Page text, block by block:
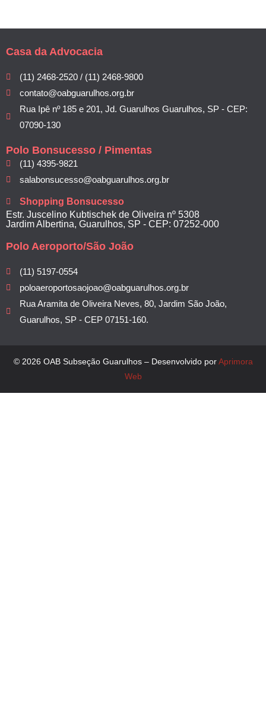
Casa da Advocacia
(11) 2468-2520 / (11) 2468-9800
contato@oabguarulhos.org.br
Rua Ipê nº 185 e 201, Jd. Guarulhos Guarulhos, SP - CEP:
07090-130
Polo Bonsucesso / Pimentas
(11) 4395-9821
salabonsucesso@oabguarulhos.org.br
Shopping Bonsucesso
Estr. Juscelino Kubtischek de Oliveira nº 5308
Jardim Albertina, Guarulhos, SP - CEP: 07252-000
Polo Aeroporto/São João
(11) 5197-0554
poloaeroportosaojoao@oabguarulhos.org.br
Rua Aramita de Oliveira Neves, 80, Jardim São João,
Guarulhos, SP - CEP 07151-160.
© 2026 OAB Subseção Guarulhos – Desenvolvido porAprimora
Web